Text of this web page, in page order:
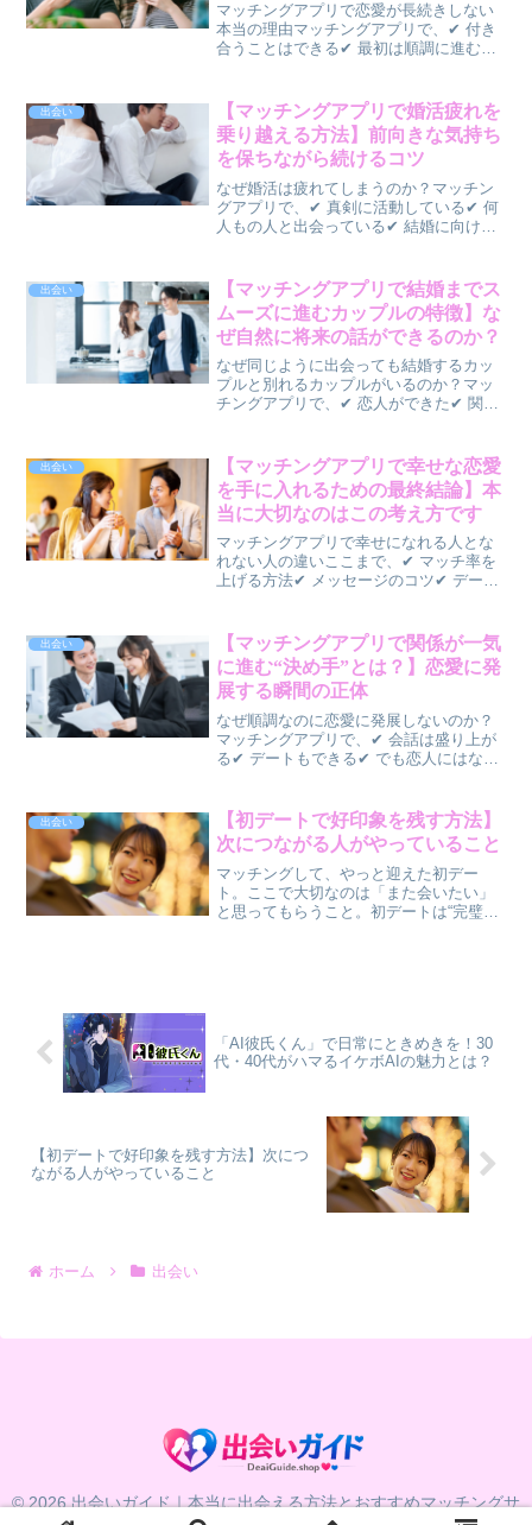
マッチングアプリで恋愛が長続きしない
本当の理由マッチングアプリで、✔ 付き
合うことはできる✔ 最初は順調に進む✔
でいる共通の問題です。マッチングアプ
リでは「出会い」は...
出会い
【マッチングアプリで婚活疲れを
乗り越える方法】前向きな気持ち
を保ちながら続けるコツ
なぜ婚活は疲れてしまうのか？マッチン
グアプリで、✔ 真剣に活動している✔ 何
人もの人と出会っている✔ 結婚に向けて
た✔ 婚活そのものをやめたくなったそん
な気持ちにな...
出会い
【マッチングアプリで結婚までス
ムーズに進むカップルの特徴】な
ぜ自然に将来の話ができるのか？
なぜ同じように出会っても結婚するカッ
プルと別れるカップルがいるのか？マッ
チングアプリで、✔ 恋人ができた✔ 関係
向性が合わない✔ いつの間にか別れてし
まうそんなケ...
出会い
【マッチングアプリで幸せな恋愛
を手に入れるための最終結論】本
当に大切なのはこの考え方です
マッチングアプリで幸せになれる人とな
れない人の違いここまで、✔ マッチ率を
上げる方法✔ メッセージのコツ✔ デート
の作り方について解説してきました。で
は結局、👉 ...
出会い
【マッチングアプリで関係が一気
に進む“決め手”とは？】恋愛に発
展する瞬間の正体
なぜ順調なのに恋愛に発展しないのか？
マッチングアプリで、✔ 会話は盛り上が
る✔ デートもできる✔ でも恋人にはなら
条件が良くても、どれだけ会話が楽しく
ても、👉 最後...
出会い
【初デートで好印象を残す方法】
次につながる人がやっていること
マッチングして、やっと迎えた初デー
ト。ここで大切なのは「また会いたい」
と思ってもらうこと。初デートは“完璧
「AI彼氏くん」で日常にときめきを！30
代・40代がハマるイケボAIの魅力とは？
【初デートで好印象を残す方法】次につ
ながる人がやっていること
ホーム 出会い
© 2026 出会いガイド｜本当に出会える方法とおすすめマッチングサ